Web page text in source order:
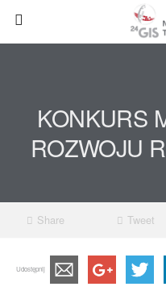
KONKURS
ROZWOJU
Share Tweet
Udostępnij